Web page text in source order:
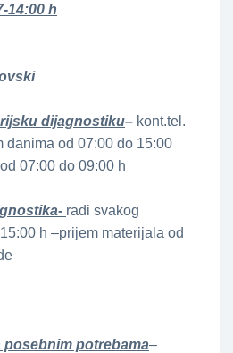
14:00 h
dijagnostiku– kont.tel.
danima od 07:00 do 15:00
07:00 do 09:00 h
radi svakog
h –prijem materijala od
posebnim potrebama–